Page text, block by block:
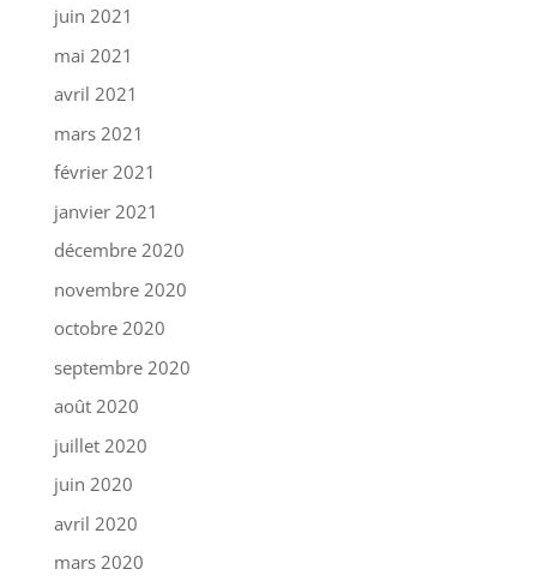
juin 2021
mai 2021
avril 2021
mars 2021
février 2021
janvier 2021
décembre 2020
novembre 2020
octobre 2020
septembre 2020
août 2020
juillet 2020
juin 2020
avril 2020
mars 2020